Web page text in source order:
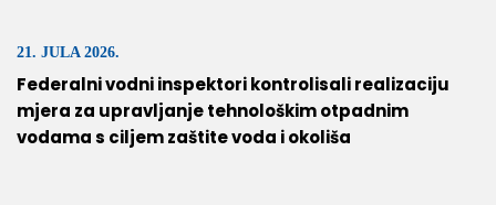
21. JULA 2026.
Federalni vodni inspektori kontrolisali realizaciju
mjera za upravljanje tehnološkim otpadnim
vodama s ciljem zaštite voda i okoliša